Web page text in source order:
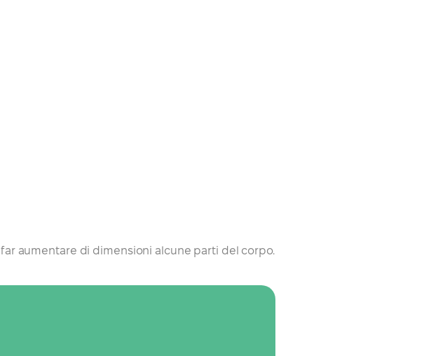
aumentare di dimensioni alcune parti del corpo.